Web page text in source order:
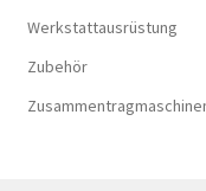
Werkstattausrüstung
Zubehör